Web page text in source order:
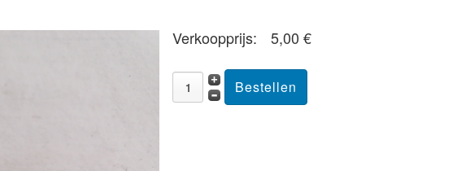
Verkoopprijs:
5,00 €